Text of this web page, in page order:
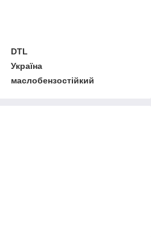
DTL
Україна
маслобензостійкий